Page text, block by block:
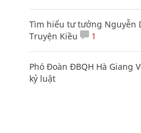
Tìm hiểu tư tưởng Nguyễn
Truyện Kiều
1
Phó Đoàn ĐBQH Hà Giang
kỷ luật